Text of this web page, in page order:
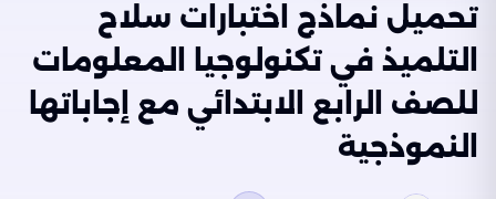
تحميل نماذج اختبارات سلاح
التلميذ في تكنولوجيا المعلومات
للصف الرابع الابتدائي مع إجاباتها
النموذجية